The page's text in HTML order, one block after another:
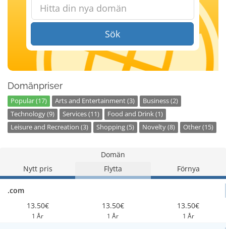
Sök
Domänpriser
Popular (17) Arts and Entertainment (3)
Business (2)
Technology (9)
Services (11)
Food and Drink (1)
Leisure and Recreation (3)
Shopping (5) Novelty (8) Other (15)
Domän
Nytt pris
Flytta Förnya
.com
13.50€
1 År
13.50€
1 År
13.50€
1 År